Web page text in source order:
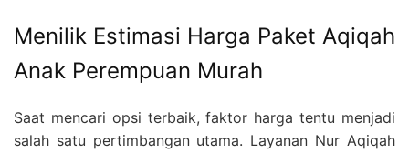
Menilik Estimasi Harga Paket Aqiqah
Anak Perempuan Murah
Saat mencari opsi terbaik, faktor harga tentu menjadi
salah satu pertimbangan utama. Layanan Nur Aqiqah